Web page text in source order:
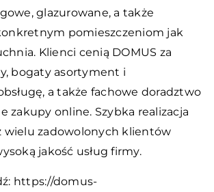
glazurowane, a także
pomieszczeniom jak
Klienci cenią DOMUS za
bogaty asortyment i
a także fachowe doradztwo
zakupy online. Szybka realizacja
wielu zadowolonych klientów
jakość usług firmy.
https://domus-